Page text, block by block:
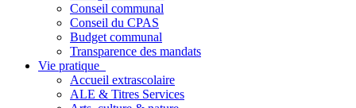
Conseil communal
Conseil du CPAS
Budget communal
Transparence des mandats
Vie pratique
Accueil extrascolaire
ALE & Titres Services